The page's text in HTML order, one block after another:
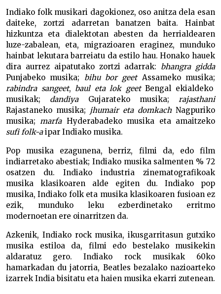
Indiako folk musikari dagokionez, oso anitza dela esan
daiteke, zortzi adarretan banatzen baita. Hainbat
hizkuntza eta dialektotan abesten da herrialdearen
luze-zabalean, eta, migrazioaren eraginez, munduko
hainbat lekutara barreiatu da estilo hau. Honako hauek
dira aurrez aipatutako zortzi adarrak: bhangra gidda
Punjabeko musika; bihu bor geetAssameko musika;
rabindra sangeet, baul eta lok geet Bengal ekialdeko
musikak; dandiya Gujarateko musika; rajasthani
Rajastaneko musika; jhumair eta domkach Nagpuriko
musika;marfaHyderabadeko musika eta amaitzeko
sufi folk-aipar Indiako musika.
Pop musika ezagunena, berriz, filmi da, edo film
indiarretako abestiak; Indiako musika salmenten % 72
osatzen du. Indiako industria zinematografikoak
musika klasikoaren alde egiten du. Indiako pop
musika, Indiako folk eta musika klasikoaren fusioan ez
ezik, munduko leku ezberdinetako erritmo
modernoetan ere oinarritzen da.
Azkenik, Indiako rock musika, ikusgarritasun gutxiko
musika estiloa da, filmi edo bestelako musikekin
aldaratuz gero. Indiako rock musikak 60ko
hamarkadan du jatorria, Beatles bezalako nazioarteko
izarrek India bisitatu eta haien musika ekarri zutenean.